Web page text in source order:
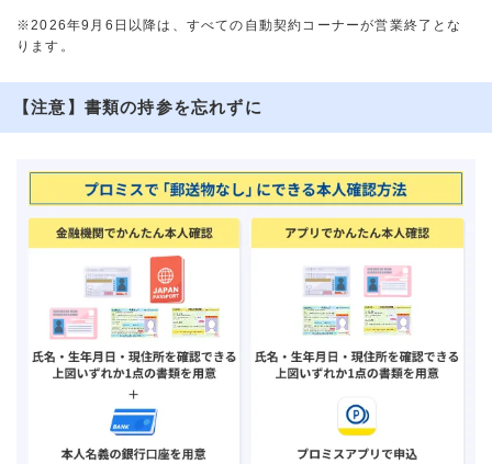
※2026年9月6日以降は、すべての自動契約コーナーが営業終了とな
ります。
【注意】書類の持参を忘れずに